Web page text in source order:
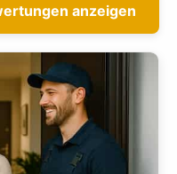
anzeigen